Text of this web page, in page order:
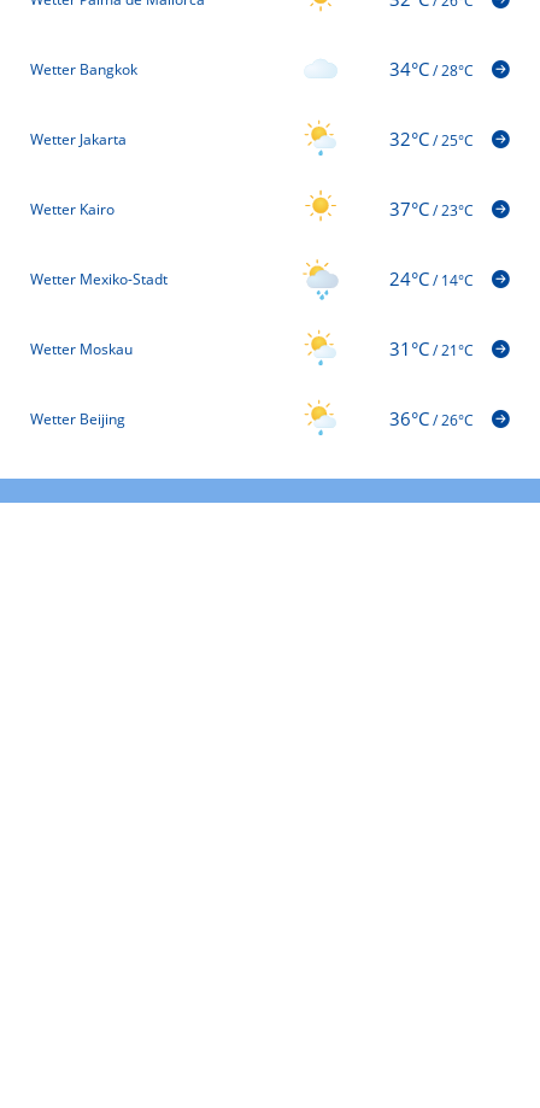
Wetter Bangkok 34°C/28°C
Wetter Jakarta 32°C/25°C
Wetter Kairo 37°C/23°C
Wetter Mexiko-Stadt 24°C/14°C
Wetter Moskau 31°C/21°C
Wetter Beijing 36°C/26°C